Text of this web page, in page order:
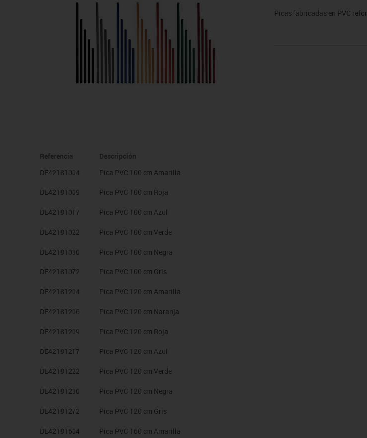
Material escolar
Papel y manipulados
Juegos simbólicosSillas, bancos y taburetes
Picas fabricadas en PVC
Referencia Descripción
DE42181004
Pica PVC 100 cm Amarilla
DE42181009 Pica PVC 100 cm Roja
DE42181017 Pica PVC 100 cm Azul
DE42181022 Pica PVC 100 cm Verde
DE42181030 Pica PVC 100 cm Negra
DE42181072 Pica PVC 100 cm Gris
DE42181204 Pica PVC 120 cm Amarilla
DE42181206 Pica PVC 120 cm Naranja
DE42181209 Pica PVC 120 cm Roja
DE42181217 Pica PVC 120 cm Azul
DE42181222 Pica PVC 120 cm Verde
DE42181230 Pica PVC 120 cm Negra
DE42181272 Pica PVC 120 cm Gris
DE42181604 Pica PVC 160 cm Amarilla